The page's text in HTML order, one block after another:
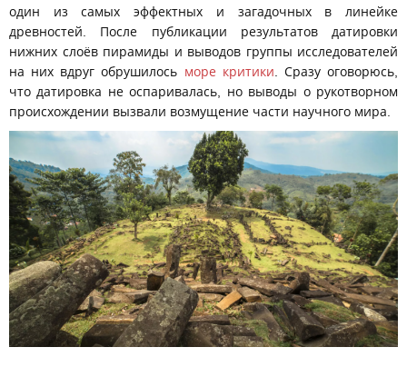
один из самых эффектных и загадочных в линейке
древностей. После публикации результатов датировки
нижних слоёв пирамиды и выводов группы исследователей
на них вдруг обрушилось море критики . Сразу оговорюсь,
что датировка не оспаривалась, но выводы о рукотворном
происхождении вызвали возмущение части научного мира.